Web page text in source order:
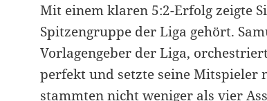
Mit einem klaren 5:2-Erfolg zeigte
Spitzengruppe der Liga gehört.
Vorlagengeber der Liga,
perfekt und setzte seine Mitspieler
stammten nicht weniger als vier